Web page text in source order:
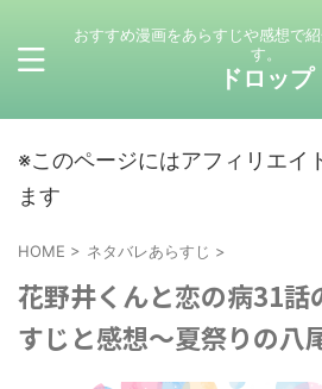
おすすめ漫画をあらすじや感想で
す。
ドロップ
※このページにはアフィリエイ
ます
HOME > ネタバレあらすじ >
花野井くんと恋の病31話
すじと感想～夏祭りの八